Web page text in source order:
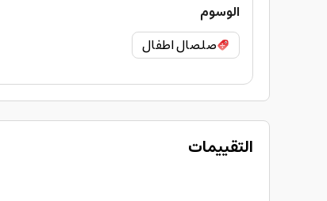
الوسوم
صلصال اطفال
التقييمات